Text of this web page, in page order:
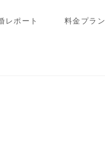
レポート 料金プラン